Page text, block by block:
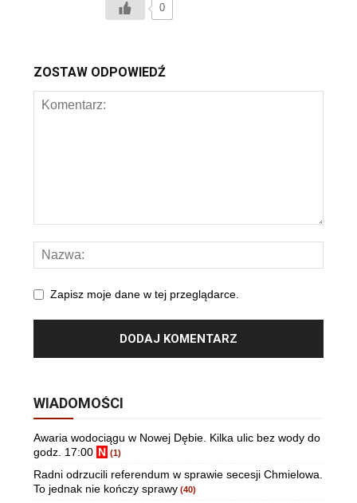
0
ZOSTAW ODPOWIEDŹ
Zapisz moje dane w tej przeglądarce.
WIADOMOŚCI
Awaria wodociągu w Nowej Dębie. Kilka ulic bez wody do
godz. 17:00 N (1)
Radni odrzucili referendum w sprawie secesji Chmielowa.
To jednak nie kończy sprawy (40)